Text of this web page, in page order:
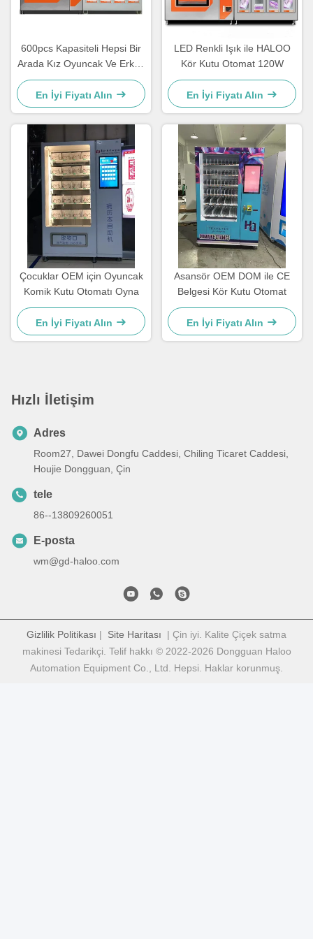
600pcs Kapasiteli Hepsi Bir
Arada Kız Oyuncak Ve Erkek
Araba Kör Kutu Otomatı
En İyi Fiyatı Alın
LED Renkli Işık ile HALOO
Kör Kutu Otomat 120W
En İyi Fiyatı Alın
Çocuklar OEM için Oyuncak
Komik Kutu Otomatı Oyna
En İyi Fiyatı Alın
Asansör OEM DOM ile CE
Belgesi Kör Kutu Otomat
En İyi Fiyatı Alın
Hızlı İletişim
Adres
Room27, Dawei Dongfu Caddesi, Chiling Ticaret Caddesi,
Houjie Dongguan, Çin
tele
86--13809260051
E-posta
wm@gd-haloo.com
Gizlilik Politikası | Site Haritası | Çin iyi. Kalite Çiçek satma
makinesi Tedarikçi. Telif hakkı © 2022-2026 Dongguan Haloo
Automation Equipment Co., Ltd. Hepsi. Haklar korunmuş.